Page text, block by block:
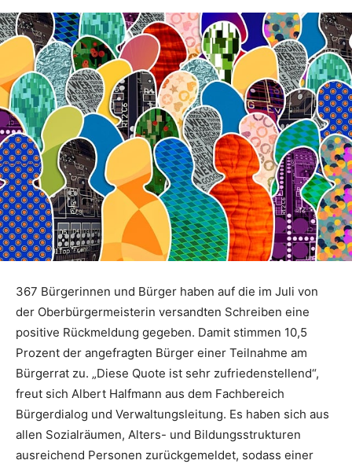
367 Bürgerinnen und Bürger haben auf die im Juli von
der Oberbürgermeisterin versandten Schreiben eine
positive Rückmeldung gegeben. Damit stimmen 10,5
Prozent der angefragten Bürger einer Teilnahme am
Bürgerrat zu. „Diese Quote ist sehr zufriedenstellend“,
freut sich Albert Halfmann aus dem Fachbereich
Bürgerdialog und Verwaltungsleitung. Es haben sich aus
allen Sozialräumen, Alters- und Bildungsstrukturen
ausreichend Personen zurückgemeldet, sodass einer